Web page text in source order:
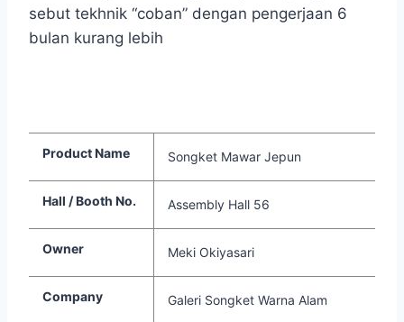
sebut tekhnik “coban” dengan pengerjaan 6
bulan kurang lebih
Product Name Songket Mawar Jepun
Hall / Booth No. Assembly Hall 56
Owner Meki Okiyasari
Company Galeri Songket Warna Alam